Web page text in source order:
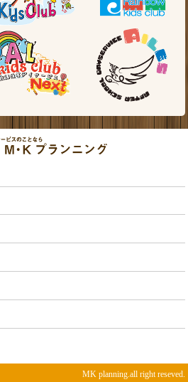
MK planning.all right reseved.